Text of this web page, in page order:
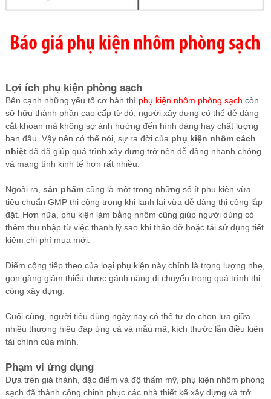
Lợi ích phụ kiện phòng sạch
Bên cạnh những yếu tố cơ bản thì phụ kiện nhôm phòng sạch còn
sở hữu thành phần cao cấp từ đó, người xây dựng có thể dễ dàng
cắt khoan mà không sợ ảnh hưởng đến hình dáng hay chất lượng
ban đầu. Vậy nên có thể nói, sự ra đời của phụ kiện nhôm cách
nhiệtđã đã giúp quá trình xây dựng trở nên dễ dàng nhanh chóng
và mang tính kinh tế hơn rất nhiều.
Ngoài ra, sản phẩmcũng là một trong những số ít phụ kiện vừa
tiêu chuẩn GMP thi công trong khi lạnh lại vừa dễ dàng thi công lắp
đặt. Hơn nữa, phụ kiện làm bằng nhôm cũng giúp người dùng có
thêm thu nhập từ việc thanh lý sao khi tháo dỡ hoặc tái sử dụng tiết
kiệm chi phí mua mới.
Điểm cộng tiếp theo của loại phụ kiện này chính là trọng lượng nhẹ,
gọn gàng giảm thiểu được gánh nặng di chuyển trong quá trình thi
công xây dựng.
Cuối cùng, người tiêu dùng ngày nay có thể tự do chọn lựa giữa
nhiều thương hiệu đáp ứng cả và mẫu mã, kích thước lẫn điều kiện
tài chính của mình.
Phạm vi ứng dụng
Dựa trên giá thành, đặc điểm và độ thẩm mỹ, phụ kiện nhôm phòng
sạch đã thành công chinh phục các nhà thiết kế xây dựng và trở